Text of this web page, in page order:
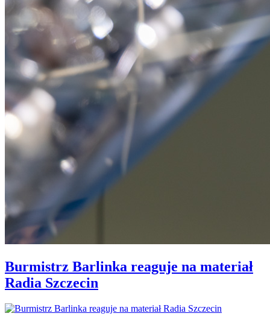
Burmistrz Barlinka reaguje na materiał
Radia Szczecin